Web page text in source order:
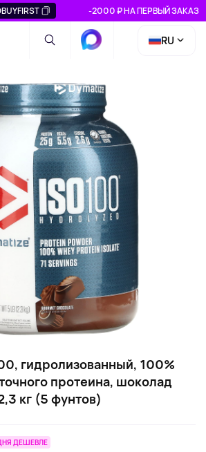
-2000 ₽ НА ПЕРВЫЙ ЗАКАЗ
RU
гидролизованный, 100%
протеина, шоколад
кг (5 фунтов)
ДЕШЕВЛЕ